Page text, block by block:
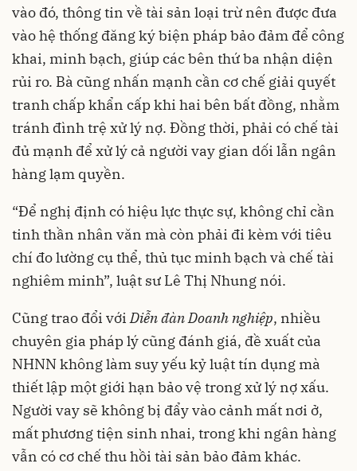
vào đó, thông tin về tài sản loại trừ nên được đưa
vào hệ thống đăng ký biện pháp bảo đảm để công
khai, minh bạch, giúp các bên thứ ba nhận diện
rủi ro. Bà cũng nhấn mạnh cần cơ chế giải quyết
tranh chấp khẩn cấp khi hai bên bất đồng, nhằm
tránh đình trệ xử lý nợ. Đồng thời, phải có chế tài
đủ mạnh để xử lý cả người vay gian dối lẫn ngân
hàng lạm quyền.
“Để nghị định có hiệu lực thực sự, không chỉ cần
tinh thần nhân văn mà còn phải đi kèm với tiêu
chí đo lường cụ thể, thủ tục minh bạch và chế tài
nghiêm minh”, luật sư Lê Thị Nhung nói.
Cũng trao đổi vớiDiễn đàn Doanh nghiệp, nhiều
chuyên gia pháp lý cũng đánh giá, đề xuất của
NHNN không làm suy yếu kỷ luật tín dụng mà
thiết lập một giới hạn bảo vệ trong xử lý nợ xấu.
Người vay sẽ không bị đẩy vào cảnh mất nơi ở,
mất phương tiện sinh nhai, trong khi ngân hàng
vẫn có cơ chế thu hồi tài sản bảo đảm khác.